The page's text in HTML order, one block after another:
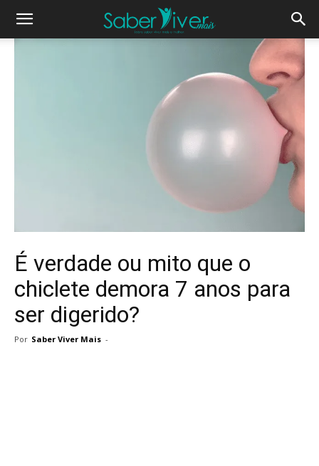
É verdade ou mito que o
chiclete demora 7 anos para
ser digerido?
Por Saber Viver Mais -